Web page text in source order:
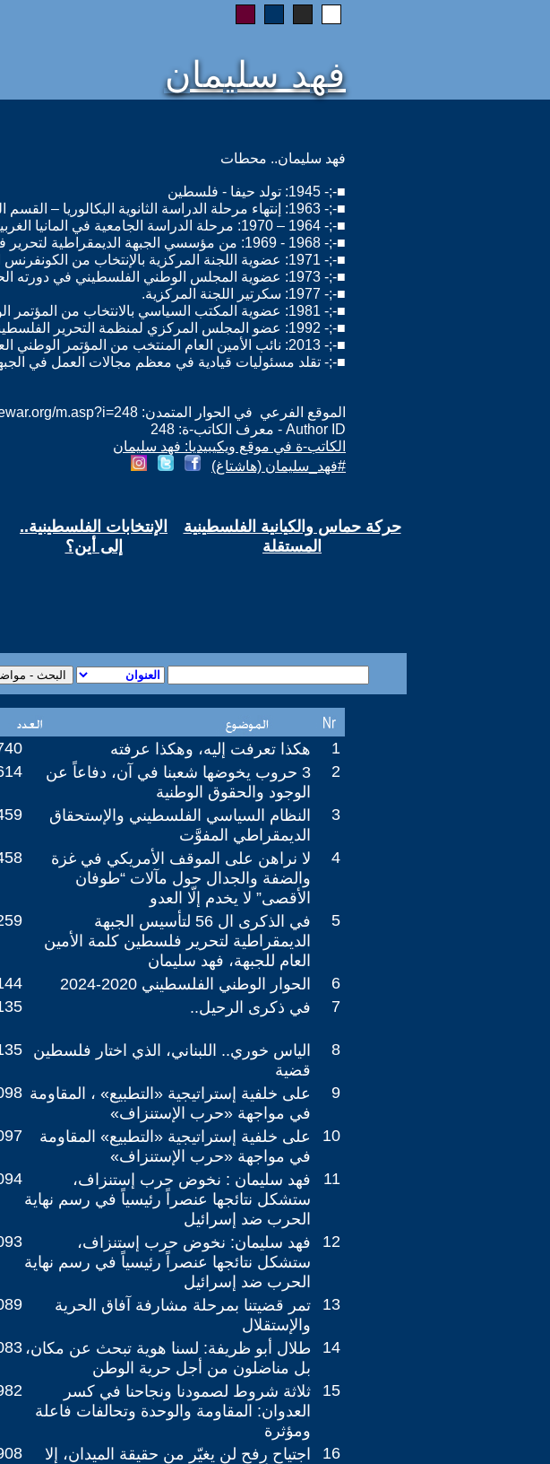
فهد سليمان
فهد سليمان.. محطات
■-;- 1945: تولد حيفا - فلسطين
■-;- 1963: إنتهاء مرحلة الدراسة الثانوية البكالوريا – القسم الثاني.
■-;- 1964 – 1970: مرحلة الدراسة الجامعية في المانيا الغربية – ماجيستير هندسة إتصالات لاسلكية.
■-;- 1968 - 1969: من مؤسسي الجبهة الديمقراطية لتحرير فلسطين.
■-;- 1971: عضوية اللجنة المركزية بالإنتخاب من الكونفرنس الوطني العام الأول للجبهة الديمقراطية.
■-;- 1973: عضوية المجلس الوطني الفلسطيني في دورته الحادية عشرة.
■-;- 1977: سكرتير اللجنة المركزية.
■-;- 1981: عضوية المكتب السياسي بالانتخاب من المؤتمر الوطني العام الثاني للجبهة الديمقراطية.
■-;- 1992: عضو المجلس المركزي لمنظمة التحرير الفلسطينية.
■-;- 2013: نائب الأمين العام المنتخب من المؤتمر الوطني العام السادس للجبهة الديمقراطية.
■-;- تقلد مسئوليات قيادية في معظم مجالات العمل في
الموقع الفرعي في الحوار المتمدن: https://www.ahewar.org/m.asp?i=248
Author ID - معرف الكاتب-ة: 248
الكاتب-ة في موقع ويكيبيديا: فهد سليمان
#فهد_سليمان (هاشتاغ)
الإنتخابات الفلسطينية..
إلى أين؟
حركة حماس والكيانية الفلسطينية
المستقلة
هكذا تعرفت إليه، وهكذا عرفته
1
3 حروب يخوضها شعبنا في آن، دفاعاً عن
الوجود والحقوق الوطنية
2
النظام السياسي الفلسطيني والإستحقاق
الديمقراطي المفوَّت
3
لا نراهن على الموقف الأمريكي في غزة
والضفة والجدال حول مآلات “طوفان
الأقصى” لا يخدم إلّا العدو
4
في الذكرى ال 56 لتأسيس الجبهة
الديمقراطية لتحرير فلسطين كلمة الأمين
العام للجبهة، فهد سليمان
5
الحوار الوطني الفلسطيني 2020-2024
6
في ذكرى الرحيل.. 7
الياس خوري.. اللبناني، الذي اختار فلسطين
قضية
8
على خلفية إستراتيجية «التطبيع» ، المقاومة
في مواجهة «حرب الإستنزاف»
9
على خلفية إستراتيجية «التطبيع» المقاومة
في مواجهة «حرب الإستنزاف»
10
فهد سليمان : نخوض حرب إستنزاف،
ستشكل نتائجها عنصراً رئيسياً في رسم نهاية
الحرب ضد إسرائيل
11
فهد سليمان: نخوض حرب إستنزاف،
ستشكل نتائجها عنصراً رئيسياً في رسم نهاية
الحرب ضد إسرائيل
12
تمر قضيتنا بمرحلة مشارفة آفاق الحرية
والإستقلال
13
طلال أبو ظريفة: لسنا هوية تبحث عن مكان،
بل مناضلون من أجل حرية الوطن
14
ثلاثة شروط لصمودنا ونجاحنا في كسر
العدوان: المقاومة والوحدة وتحالفات فاعلة
ومؤثرة
15
اجتياح رفح لن يغيّر من حقيقة الميدان، إلا
16